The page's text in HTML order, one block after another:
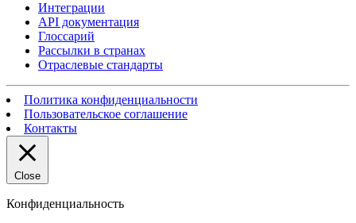
Интеграции
API документация
Глоссарий
Рассылки в странах
Отраслевые стандарты
Политика конфиденциальности
Пользовательское соглашение
Контакты
Close
Конфиденциальность